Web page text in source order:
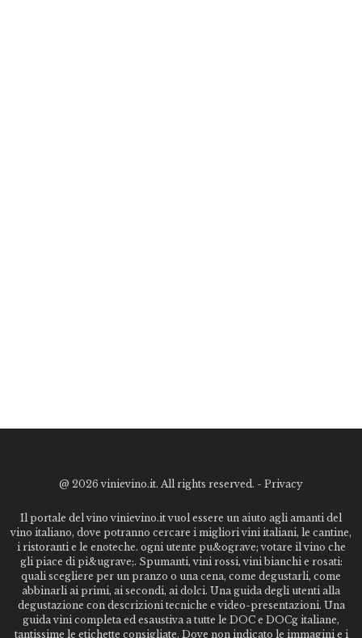
@ 2026 vinievino.it. All rights reserved. - Privacy
Il portale del vino vinievino.it vuol essere un aiuto agli amanti del
vino italiano, dove potranno cercare i migliori vini italiani, le cantine,
i ristoranti e le enoteche. ogni utente pu&ograve; votare il vino che
gli piace di pi&ugrave;. Spumanti, vini rossi, vini bianchi e rosati:
quali scegliere per un pranzo o una cena, come degustarli, come
abbinarli ai primi, ai secondi, ai dolci. Una guida degli utenti alla
degustazione con descrizioni tecniche e video-presentazioni. Una
guida vini completa ed esaustiva a tutte le DOC e DOCg italiane,
tantissime le etichette consigliate. Dove non indicato le immagini e i